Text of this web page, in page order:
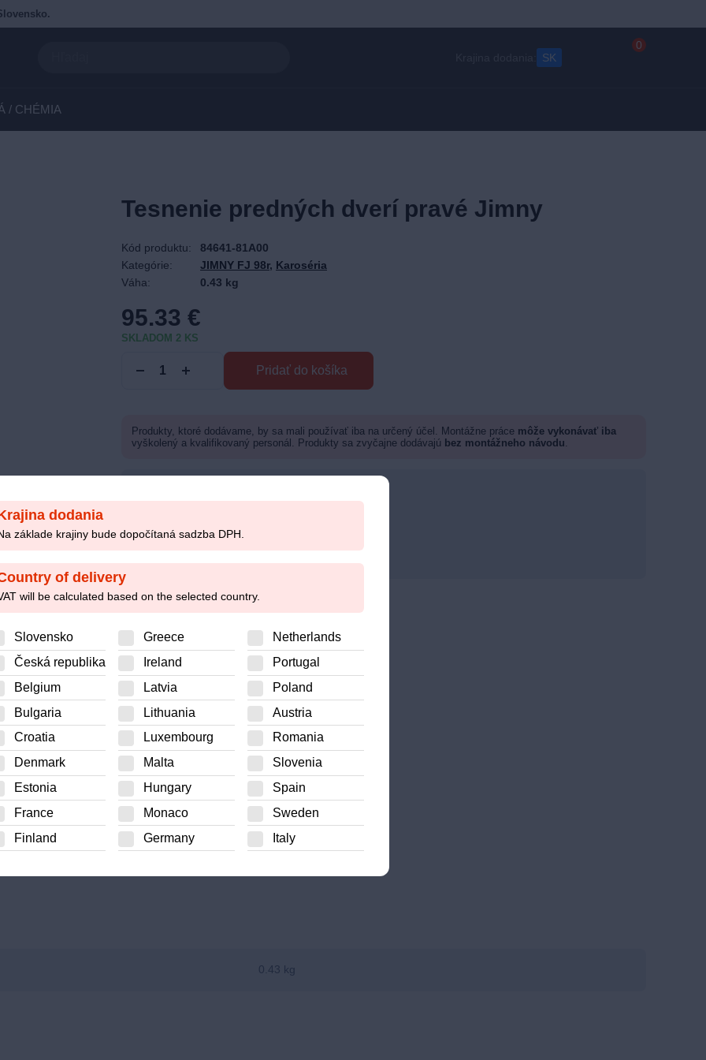
SK
0
/ CHÉMIA
Tesnenie predných dverí pravé Jimny
Kód produktu:
84641-81A00
Kategórie:
JIMNY FJ 98r, Karoséria
Váha:
0.43 kg
95.33 €
SKLADOM 2 KS
Pridať do košíka
Produkty, ktoré dodávame, by sa mali používať iba na určený účel. Montážne práce môže vykonávať iba
vyškolený a kvalifikovaný personál. Produkty sa zvyčajne dodávajú bez montážneho návodu.
Informovať
0.43 kg
dodania
základe krajiny bude dopočítaná sadzba DPH.
of delivery
will be calculated based on the selected country.
Slovensko
Česká republika
Belgium
Bulgaria
Croatia
Denmark
Estonia
France
Finland
Greece
Ireland
Latvia
Lithuania
Luxembourg
Malta
Hungary
Monaco
Germany
Netherlands
Portugal
Poland
Austria
Romania
Slovenia
Spain
Sweden
Italy